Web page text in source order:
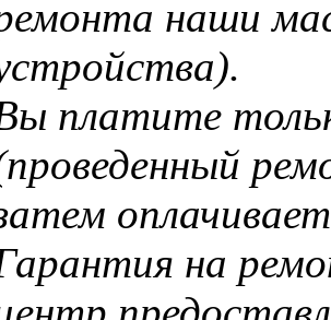
наши
платите
на